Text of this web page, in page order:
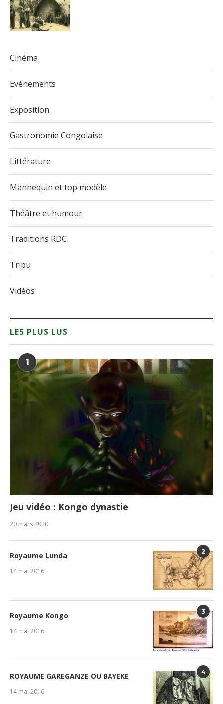
Cinéma
Evénements
Exposition
Gastronomie Congolaise
Littérature
Mannequin et top modèle
Théâtre et humour
Traditions RDC
Tribu
Vidéos
LES PLUS LUS
1
Jeu vidéo : Kongo dynastie
20 mars 2020
2
Royaume Lunda
14 mai 2016
3
Royaume Kongo
14 mai 2016
4
ROYAUME GAREGANZE OU BAYEKE
14 mai 2016